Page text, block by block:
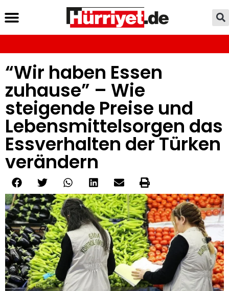
“Wir haben Essen
zuhause” – Wie
steigende Preise und
Lebensmittelsorgen das
Essverhalten der Türken
verändern